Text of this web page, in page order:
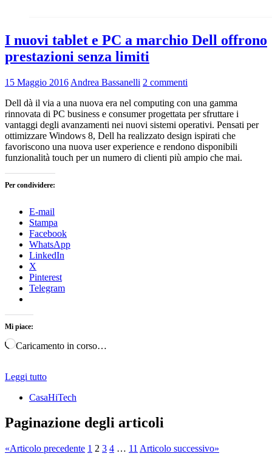
I nuovi tablet e PC a marchio Dell offrono
prestazioni senza limiti
15 Maggio 2016 Andrea Bassanelli 2 commenti
Dell dà il via a una nuova era nel computing con una gamma
rinnovata di PC business e consumer progettata per sfruttare i
vantaggi degli avanzamenti nei nuovi sistemi operativi. Pensati per
ottimizzare Windows 8, Dell ha realizzato design ispirati che
favoriscono una nuova user experience e rendono disponibili
funzionalità touch per un numero di clienti più ampio che mai.
Per condividere:
E-mail
Stampa
Facebook
WhatsApp
LinkedIn
X
Pinterest
Telegram
Mi piace:
Caricamento in corso…
Leggi tutto
CasaHiTech
Paginazione degli articoli
«Articolo precedente 1 2 3 4 … 11 Articolo successivo»